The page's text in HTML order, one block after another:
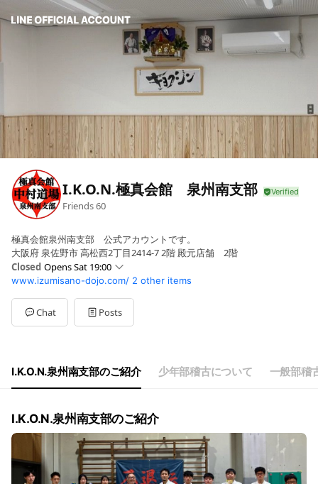
I.K.O.N.極真会館 泉州南支部
Friends60
極真会館泉州南支部 公式アカウントです。
大阪府 泉佐野市 高松西2丁目2414-7 2階 殿元店舗 2階
Closed Opens Sat 19:00
Sun00:00 - 00:00
Mon00:00 - 00:00
Tue00:00 - 00:00
Wed00:00 - 00:00
19:00 - 20:00,17:00 - 18:00
毎週土曜日15時〜16時に初心者クラス開講中
www.izumisano-dojo.com/ 2 other items
Chat Posts
I.K.O.N.泉州南支部のご紹介 少年部稽古について 一般部稽
I.K.O.N.泉州南支部のご紹介